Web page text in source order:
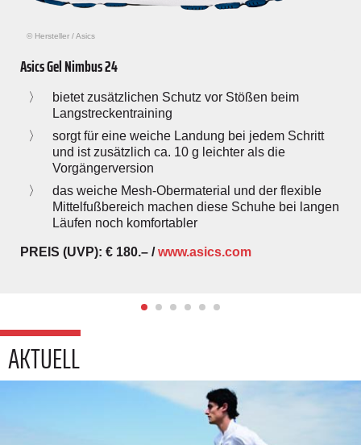
© Hersteller /Asics
Asics Gel Nimbus 24
bietet zusätzlichen Schutz vor Stößen beim
Langstreckentraining
sorgt für eine weiche Landung bei jedem Schritt
und ist zusätzlich ca. 10 g leichter als die
Vorgängerversion
das weiche Mesh-Obermaterial und der flexible
Mittelfußbereich machen diese Schuhe bei langen
Läufen noch komfortabler
PREIS (UVP): € 180.– /www.asics.com
AKTUELL